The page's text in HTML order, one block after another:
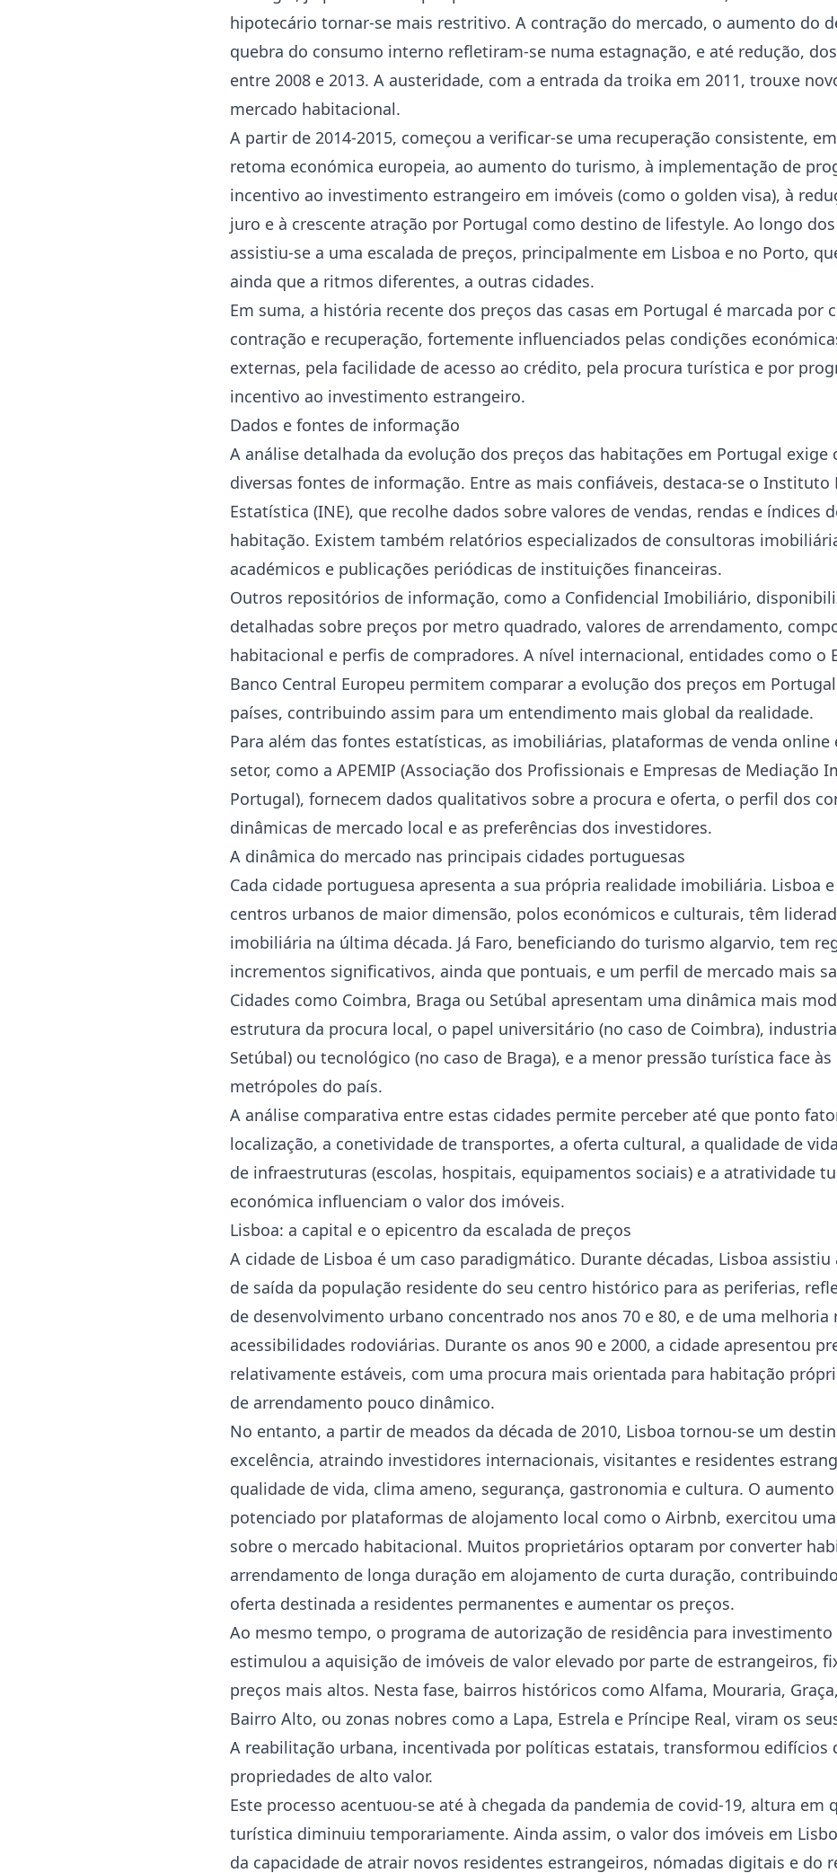
hipotecário tornar-se mais restritivo. A contração do mercado, o aumento do
quebra do consumo interno refletiram-se numa estagnação, e até redução,
entre 2008 e 2013. A austeridade, com a entrada da troika em 2011, trouxe
mercado habitacional.
A partir de 2014-2015, começou a verificar-se uma recuperação consistente,
retoma económica europeia, ao aumento do turismo, à implementação de
incentivo ao investimento estrangeiro em imóveis (como o golden visa), à
juro e à crescente atração por Portugal como destino de lifestyle. Ao longo
assistiu-se a uma escalada de preços, principalmente em Lisboa e no Porto,
ainda que a ritmos diferentes, a outras cidades.
Em suma, a história recente dos preços das casas em Portugal é marcada por
contração e recuperação, fortemente influenciados pelas condições
externas, pela facilidade de acesso ao crédito, pela procura turística e por
incentivo ao investimento estrangeiro.
Dados e fontes de informação
A análise detalhada da evolução dos preços das habitações em Portugal exige
diversas fontes de informação. Entre as mais confiáveis, destaca-se o Instituto
Estatística (INE), que recolhe dados sobre valores de vendas, rendas e índices
habitação. Existem também relatórios especializados de consultoras
académicos e publicações periódicas de instituições financeiras.
Outros repositórios de informação, como a Confidencial Imobiliário,
detalhadas sobre preços por metro quadrado, valores de arrendamento,
habitacional e perfis de compradores. A nível internacional, entidades como o
Banco Central Europeu permitem comparar a evolução dos preços em
países, contribuindo assim para um entendimento mais global da realidade.
Para além das fontes estatísticas, as imobiliárias, plataformas de venda online
setor, como a APEMIP (Associação dos Profissionais e Empresas de Mediação
Portugal), fornecem dados qualitativos sobre a procura e oferta, o perfil dos
dinâmicas de mercado local e as preferências dos investidores.
A dinâmica do mercado nas principais cidades portuguesas
Cada cidade portuguesa apresenta a sua própria realidade imobiliária. Lisboa
centros urbanos de maior dimensão, polos económicos e culturais, têm
imobiliária na última década. Já Faro, beneficiando do turismo algarvio, tem
incrementos significativos, ainda que pontuais, e um perfil de mercado mais
Cidades como Coimbra, Braga ou Setúbal apresentam uma dinâmica mais
estrutura da procura local, o papel universitário (no caso de Coimbra),
Setúbal) ou tecnológico (no caso de Braga), e a menor pressão turística face
metrópoles do país.
A análise comparativa entre estas cidades permite perceber até que ponto
localização, a conetividade de transportes, a oferta cultural, a qualidade de
de infraestruturas (escolas, hospitais, equipamentos sociais) e a atratividade
económica influenciam o valor dos imóveis.
Lisboa: a capital e o epicentro da escalada de preços
A cidade de Lisboa é um caso paradigmático. Durante décadas, Lisboa
de saída da população residente do seu centro histórico para as periferias,
de desenvolvimento urbano concentrado nos anos 70 e 80, e de uma melhoria
acessibilidades rodoviárias. Durante os anos 90 e 2000, a cidade apresentou
relativamente estáveis, com uma procura mais orientada para habitação
de arrendamento pouco dinâmico.
No entanto, a partir de meados da década de 2010, Lisboa tornou-se um
excelência, atraindo investidores internacionais, visitantes e residentes
qualidade de vida, clima ameno, segurança, gastronomia e cultura. O
potenciado por plataformas de alojamento local como o Airbnb, exercitou
sobre o mercado habitacional. Muitos proprietários optaram por converter
arrendamento de longa duração em alojamento de curta duração,
oferta destinada a residentes permanentes e aumentar os preços.
Ao mesmo tempo, o programa de autorização de residência para investimento
estimulou a aquisição de imóveis de valor elevado por parte de estrangeiros,
preços mais altos. Nesta fase, bairros históricos como Alfama, Mouraria,
Bairro Alto, ou zonas nobres como a Lapa, Estrela e Príncipe Real, viram os
A reabilitação urbana, incentivada por políticas estatais, transformou edifícios
propriedades de alto valor.
Este processo acentuou-se até à chegada da pandemia de covid-19, altura em
turística diminuiu temporariamente. Ainda assim, o valor dos imóveis em
da capacidade de atrair novos residentes estrangeiros, nómadas digitais e do